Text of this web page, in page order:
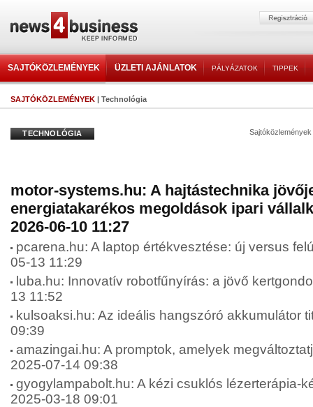
SAJTÓKÖZLEMÉNYEK ÜZLETI AJÁNLATOK PÁLYÁZATOK TIPPEK
SAJTÓKÖZLEMÉNYEK | Technológia
TECHNOLÓGIA
motor-systems.hu: A hajtástechnika
energiatakarékos megoldások ipari
2026-06-10 11:27
pcarena.hu: A laptop értékvesztése: új versus
05-13 11:29
luba.hu: Innovatív robotfűnyírás: a jövő
13 11:52
kulsoaksi.hu: Az ideális hangszóró akkumulátor
09:39
amazingai.hu: A promptok, amelyek
2025-07-14 09:38
gyogylampabolt.hu: A kézi csuklós lézerterápia-
2025-03-18 09:01